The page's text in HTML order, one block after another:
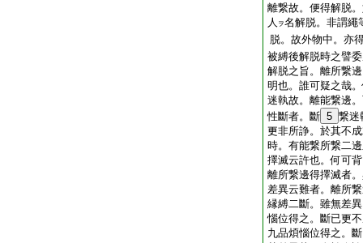
離繋故。便得解脱
人 ヲ名解脱。非謂繩
脱。故外物中。亦
被縛後解脱時之譬
解脱之旨。離所繋
明也。誰可疑之哉
迷執故。離能繋邊
性斷者。斷 5 繋迷
更非所諍。於其不
時。有能繋所繋二
擇滅云許也。何可
離所繋邊得擇滅者
差異云難者。離所
縁縛二斷。雖無差
惱位得之。斷已更
九品煩惱位得之。